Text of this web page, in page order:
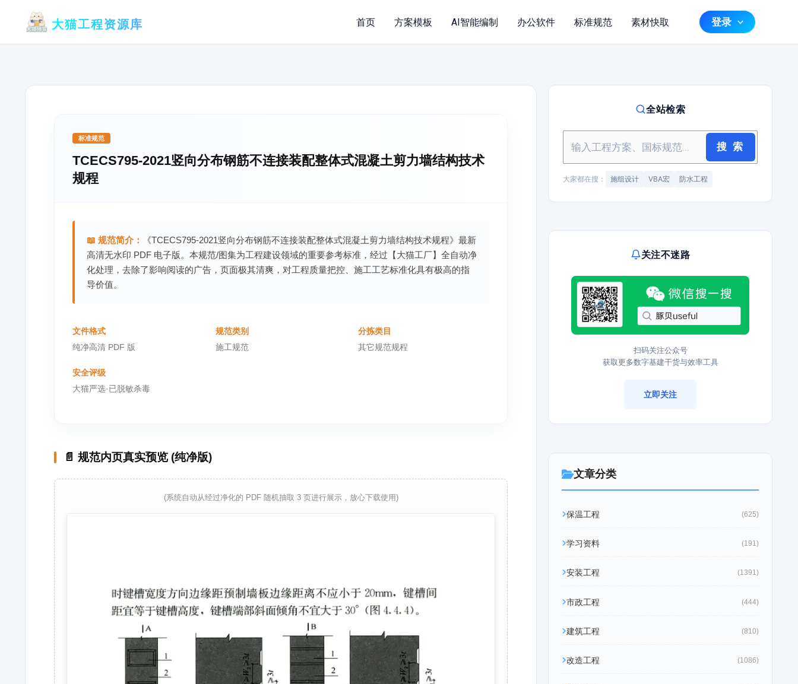
大猫工程资源库 首页 方案模板 AI智能编制 办公软件 标准规范 素材快取 登录
标准规范
TCECS795-2021竖向分布钢筋不连接装配整体式混凝土剪力墙结构技术
规程
📖 规范简介：
《TCECS795-2021竖向分布钢筋不连接装配整体式混凝土剪力墙结构技术规程》最新
高清无水印 PDF 电子版。本规范/图集为工程建设领域的重要参考标准，经过【大猫工厂】全自动净
化处理，去除了影响阅读的广告，页面极其清爽，对工程质量把控、施工工艺标准化具有极高的指
导价值。
文件格式
纯净高清 PDF 版
规范类别
施工规范
分拣类目
其它规范规程
安全评级
大猫严选·已脱敏杀毒
📄 规范内页真实预览 (纯净版)
(系统自动从经过净化的 PDF 随机抽取 3 页进行展示，放心下载使用)
全站检索
搜 索
大家都在搜： 施组设计 VBA宏 防水工程
关注不迷路
扫码关注公众号
获取更多数字基建干货与效率工具
立即关注
文章分类
保温工程 (625)
学习资料 (191)
安装工程 (1391)
市政工程 (444)
建筑工程 (810)
改造工程 (1086)